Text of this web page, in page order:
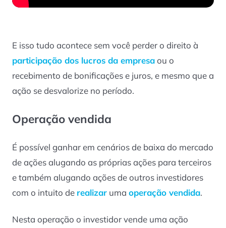
E isso tudo acontece sem você perder o direito à
participação dos lucros da empresaou o
recebimento de bonificações e juros, e mesmo que a
ação se desvalorize no período.
Operação vendida
É possível ganhar em cenários de baixa do mercado
de ações alugando as próprias ações para terceiros
e também alugando ações de outros investidores
com o intuito de realizar uma operação vendida.
Nesta operação o investidor vende uma ação